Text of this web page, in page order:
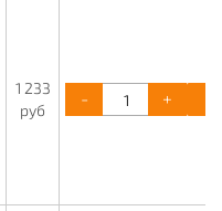
1 233
руб
- +